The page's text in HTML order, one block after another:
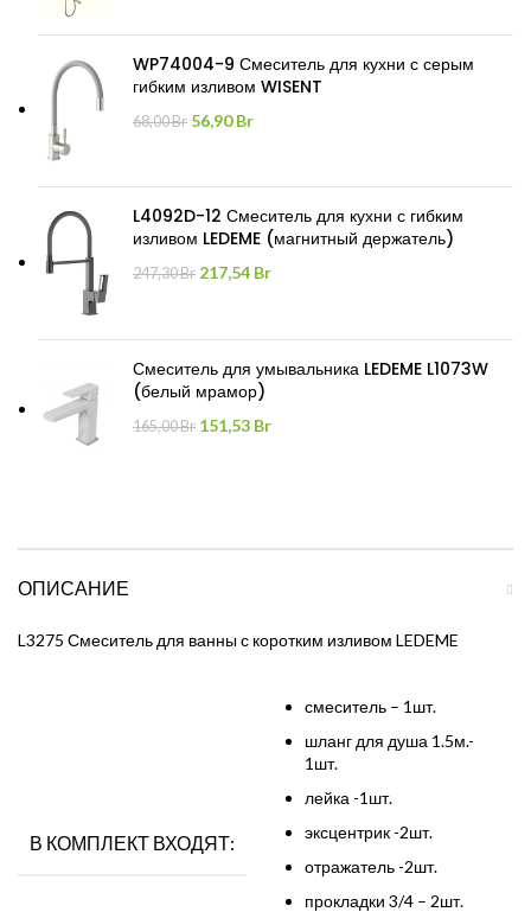
WP74004-9 Смеситель для кухни с серым
гибким изливом WISENT
68,00Br Первоначальная
56,90BrТекущая
L4092D-12 Смеситель для кухни с гибким
изливом LEDEME (магнитный держатель)
247,30Br Первоначальная
217,54 BrТекущая
Смеситель для умывальника LEDEME L1073W
(белый мрамор)
165,00Br Первоначальная
151,53 BrТекущая
ОПИСАНИЕ
L3275 Смеситель для ванны с коротким изливом LEDEME
В КОМПЛЕКТ ВХОДЯТ:
смеситель – 1шт.
шланг для душа 1.5м.-
1шт.
лейка -1шт.
эксцентрик -2шт.
отражатель -2шт.
прокладки 3/4 – 2шт.